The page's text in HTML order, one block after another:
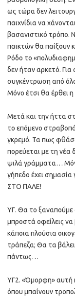
ως τώρα δεν
παιχνίδια να
βασανιστικό τρόπο.
παικτών θα παίξουν
Ρόδο το
δεν ήταν αρκετό. Για
συγκέντρωση από
Μόνο έτσι θα έρθει η
Μετά και την ήττα
το επόμενο
γκρεμό. Τα πως
πορεύεται με τη νέα
ψιλά γράμματα…
γήπεδο έχει
ΣΤΟ ΠΑΛΕ!
ΥΓ. Θα το ξαναπούμε
μπροστά οφείλεις να
κάποια πλούσια
τράπεζα; Θα τα
πάντως…
ΥΓ2. «Όμορφη» αυτή
όπου μπαίνουν